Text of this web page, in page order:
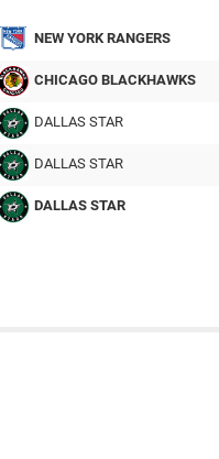
NEW YORK RANGERS
CHICAGO BLACKHAWKS
DALLAS STAR
DALLAS STAR
DALLAS STAR